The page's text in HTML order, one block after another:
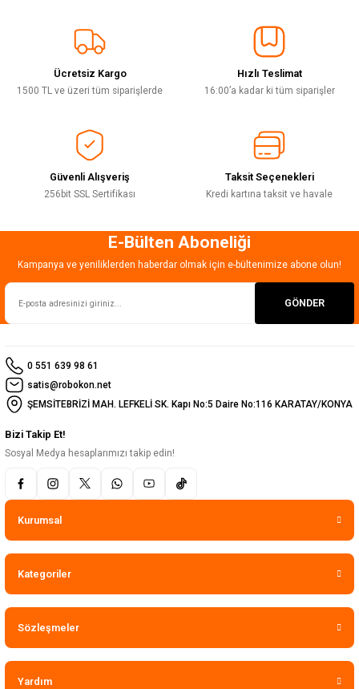
Ürün resmi kalitesiz, bozuk veya görüntülenemiyor.
Ürün açıklamasında eksik bilgiler bulunuyor.
Ürün bilgilerinde hatalar bulunuyor.
Bu ürüne benzer farklı alternatifler olmalı.
Gönder
Deneyimini Paylaş
Ücretsiz Kargo
1500 TL ve üzeri tüm siparişlerde
Hızlı Teslimat
16:00’a kadar ki tüm siparişler
Güvenli Alışveriş
256bit SSL Sertifikası
Taksit Seçenekleri
Kredi kartına taksit ve havale
E-Bülten Aboneliği
Kampanya ve yeniliklerden haberdar olmak için e-bültenimize abone olun!
GÖNDER
0 551 639 98 61
satis@robokon.net
ŞEMSİTEBRİZİ MAH. LEFKELİ SK. Kapı No:5 Daire No:116 KARATAY/KONYA
Bizi Takip Et!
Sosyal Medya hesaplarımızı takip edin!
Kurumsal
Kategoriler
Sözleşmeler
Yardım